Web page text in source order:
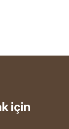
için